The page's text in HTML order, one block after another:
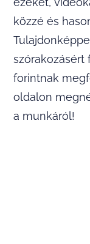
közzé és
szórakozásért
forintnak
oldalon
a munkáról!